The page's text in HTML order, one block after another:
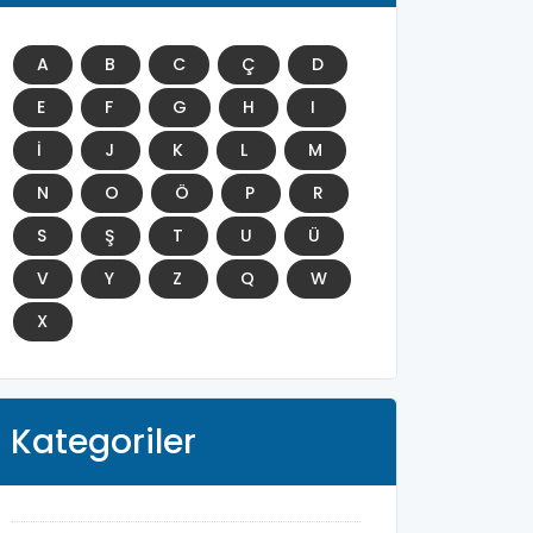
A B C Ç
D
E
F G H
I
İ
J K L
M
N
O Ö P
R
S
Ş T U
Ü
V
Y Z Q
W
X
Kategoriler